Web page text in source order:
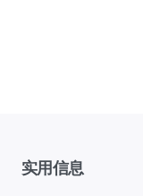
实用信息